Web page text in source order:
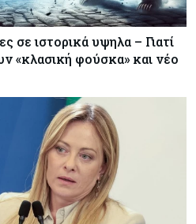
σε ιστορικά υψηλα – Γιατί
«κλασική φούσκα» και νέο